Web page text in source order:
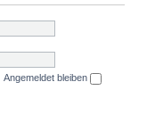
Angemeldet bleiben